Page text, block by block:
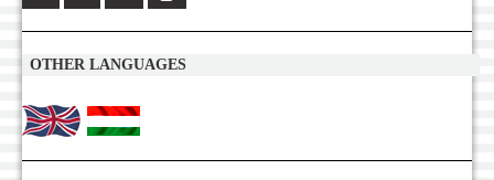
OTHER LANGUAGES